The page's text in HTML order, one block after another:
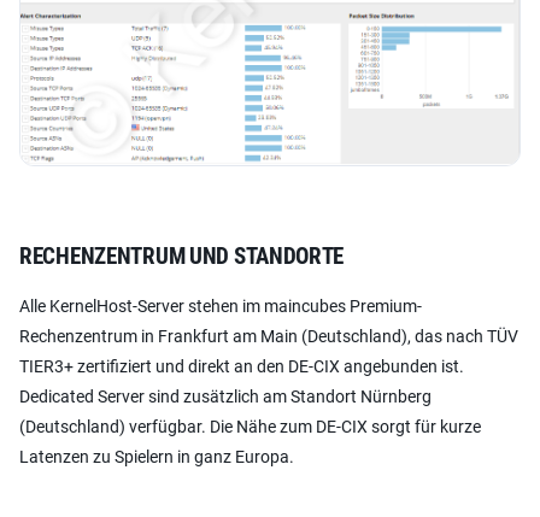
RECHENZENTRUM UND STANDORTE
Alle KernelHost-Server stehen im maincubes Premium-
Rechenzentrum in Frankfurt am Main (Deutschland), das nach TÜV
TIER3+ zertifiziert und direkt an den DE-CIX angebunden ist.
Dedicated Server sind zusätzlich am Standort Nürnberg
(Deutschland) verfügbar. Die Nähe zum DE-CIX sorgt für kurze
Latenzen zu Spielern in ganz Europa.